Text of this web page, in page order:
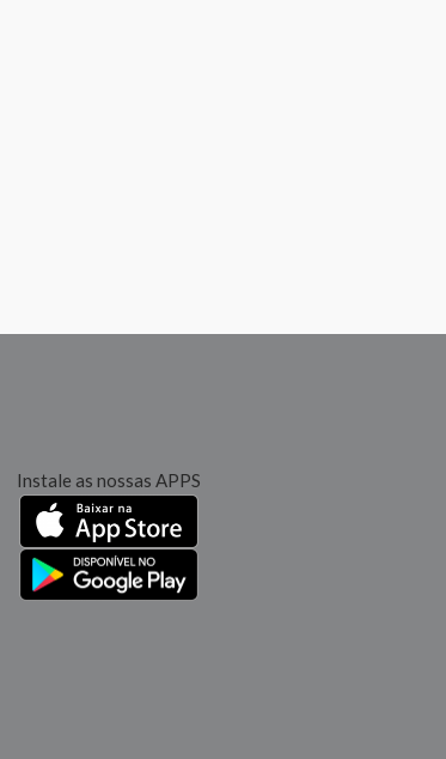
Instale as nossas APPS